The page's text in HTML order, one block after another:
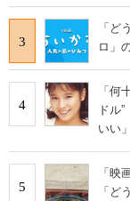
3
「ど
ロ」
4
「何
ドル
いい
5
「映
「ど